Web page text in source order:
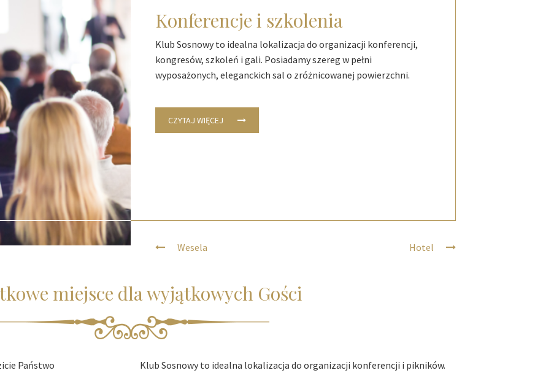
Konferencje i szkolenia
Klub Sosnowy to idealna lokalizacja do organizacji konferencji,
kongresów, szkoleń i gali. Posiadamy szereg w pełni
wyposażonych, eleganckich sal o zróżnicowanej powierzchni.
CZYTAJ WIĘCEJ
Wesela Hotel
miejsce dla wyjątkowych Gości
Państwo
Klub Sosnowy to idealna lokalizacja do organizacji konferencji i pikników.